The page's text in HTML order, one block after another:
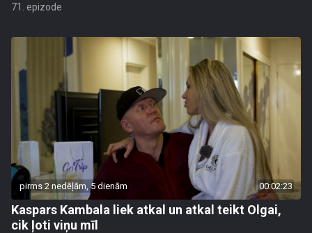
71. epizode
pirms 2 nedēļām, 5 dienām 00:02:23
Kaspars Kambala liek atkal un atkal teikt Olgai,
cik ļoti viņu mīl